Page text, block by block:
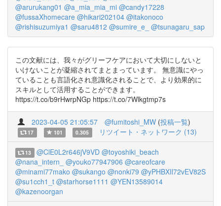
@arurukang01 @a_mia_mia_mi @candy17228
@fussaXhomecare @hikari202104 @itakonoco
@rishisuzumiya1 @saru4812 @sumire_e_ @tsunagaru_sap
この文献には、我々がグリーフケアにおいて大切にしないと
いけないことが凝縮されてまとまっています。 無意識にやっ
ていることも言語化され意識化されることで、より効果的に
スキルとして活用することができます。
https://t.co/b9rHwrpNGp https://t.co/7Wlkgtmp7s
2023-04-05 21:05:57 @fumitoshi_MW (投稿一覧)
17 101 0.305 リツイート・ネットワーク (13)
13 @ClE0L2r646jV9VD @toyoshiki_beach
@nana_intern_
@youko77947906 @careofcare
@minami77mako @sukango @nonki79 @yPHBXIl72vEV82S
@su1cch1_t @starhorse1111 @YEN13589014
@kazenoorgan